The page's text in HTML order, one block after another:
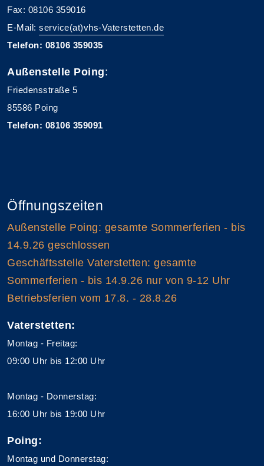
Fax: 08106 359016
E-Mail: service(at)vhs-Vaterstetten.de
Telefon: 08106 359035
Außenstelle Poing:
Friedensstraße 5
85586 Poing
Telefon: 08106 359091
Öffnungszeiten
Außenstelle Poing: gesamte Sommerferien - bis
14.9.26 geschlossen
Geschäftsstelle Vaterstetten: gesamte
Sommerferien - bis 14.9.26 nur von 9-12 Uhr
Betriebsferien vom 17.8. - 28.8.26
Vaterstetten:
Montag - Freitag:
09:00 Uhr bis 12:00 Uhr
Montag - Donnerstag:
16:00 Uhr bis 19:00 Uhr
Poing:
Montag und Donnerstag: